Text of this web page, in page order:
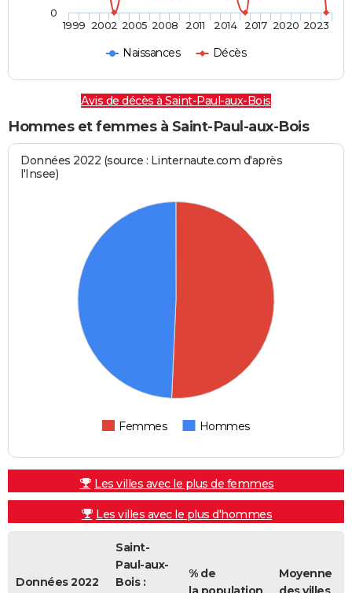
Naissances Décès
1999 2002 2005 2008 2011 2014 2017 2020 2023
0
Avis de décès à Saint-Paul-aux-Bois
Hommes et femmes à Saint-Paul-aux-Bois
Données 2022 (source : Linternaute.com d'après
l'Insee)
Femmes Hommes
Les villes avec le plus de femmes
Les villes avec le plus d'hommes
Données 2022
Saint-
Paul-aux-
Bois :
% de
Moyenne